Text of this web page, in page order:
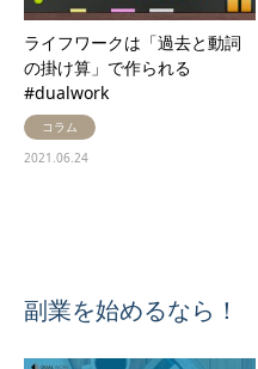
ライフワークは「過去と動詞
の掛け算」で作られる
#dualwork
コラム
2021.06.24
副業を始めるなら！